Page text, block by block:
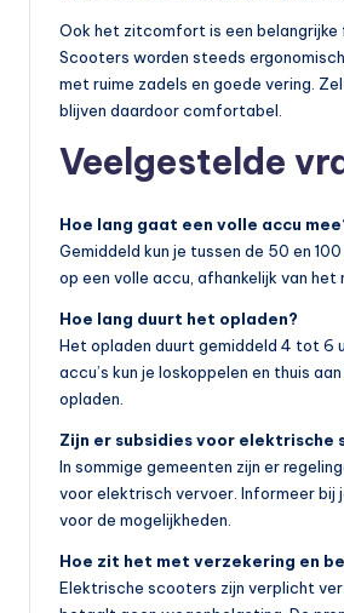
Ook het zitcomfort is een belangrijke
Scooters worden steeds
met ruime zadels en goede vering.
blijven daardoor comfortabel.
Veelgestelde
Hoe lang gaat een volle accu
Gemiddeld kun je tussen de 50 en
op een volle accu, afhankelijk van het
Hoe lang duurt het opladen?
Het opladen duurt gemiddeld 4 tot 6
accu’s kun je loskoppelen en thuis
opladen.
Zijn er subsidies voor elektrische
In sommige gemeenten zijn er
voor elektrisch vervoer. Informeer bij
voor de mogelijkheden.
Hoe zit het met verzekering en
Elektrische scooters zijn verplicht